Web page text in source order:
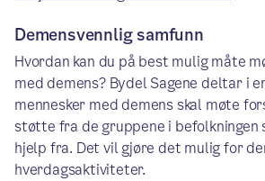
Demensvennlig samfunn
Hvordan kan du på best mulig måte
med demens? Bydel Sagene deltar i
mennesker med demens skal møte
støtte fra de gruppene i befolkningen
hjelp fra. Det vil gjøre det mulig for
hverdagsaktiviteter.